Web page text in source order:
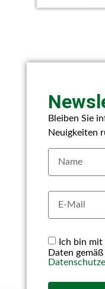
Bleiben Sie
Neuigkeiten
Ich bin mit
Daten